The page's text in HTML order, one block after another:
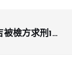
被檢方求刑10